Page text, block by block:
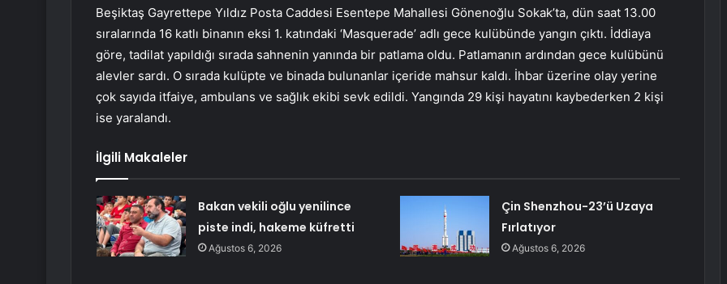
Beşiktaş Gayrettepe Yıldız Posta Caddesi Esentepe Mahallesi Gönenoğlu Sokak’ta, dün saat 13.00
sıralarında 16 katlı binanın eksi 1. katındaki ‘Masquerade’ adlı gece kulübünde yangın çıktı. İddiaya
göre, tadilat yapıldığı sırada sahnenin yanında bir patlama oldu. Patlamanın ardından gece kulübünü
alevler sardı. O sırada kulüpte ve binada bulunanlar içeride mahsur kaldı. İhbar üzerine olay yerine
çok sayıda itfaiye, ambulans ve sağlık ekibi sevk edildi. Yangında 29 kişi hayatını kaybederken 2 kişi
ise yaralandı.
İlgili Makaleler
Bakan vekili oğlu yenilince
piste indi, hakeme küfretti
Ağustos 6, 2026
Çin Shenzhou-23’ü Uzaya
Fırlatıyor
Ağustos 6, 2026